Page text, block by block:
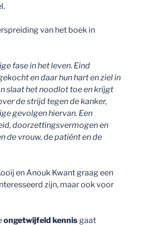
van het boek in
fase in het leven. Eind
en daar hun hart en ziel in
slaat het noodlot toe en krijgt
de strijd tegen de kanker,
gevolgen hiervan. Een
doorzettingsvermogen en
de vrouw, de patiënt en de
en Anouk Kwant graag een
zijn, maar ook voor
ongetwijfeld kennisgaat